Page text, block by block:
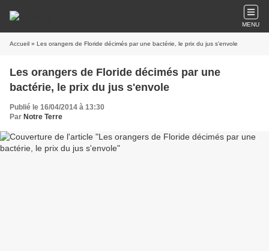
MENU
Accueil » Les orangers de Floride décimés par une bactérie, le prix du jus s'envole
Les orangers de Floride décimés par une
bactérie, le prix du jus s'envole
Publié le 16/04/2014 à 13:30
Par Notre Terre